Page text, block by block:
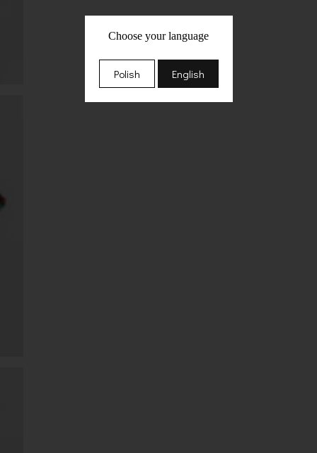
Choose your language
Polish English